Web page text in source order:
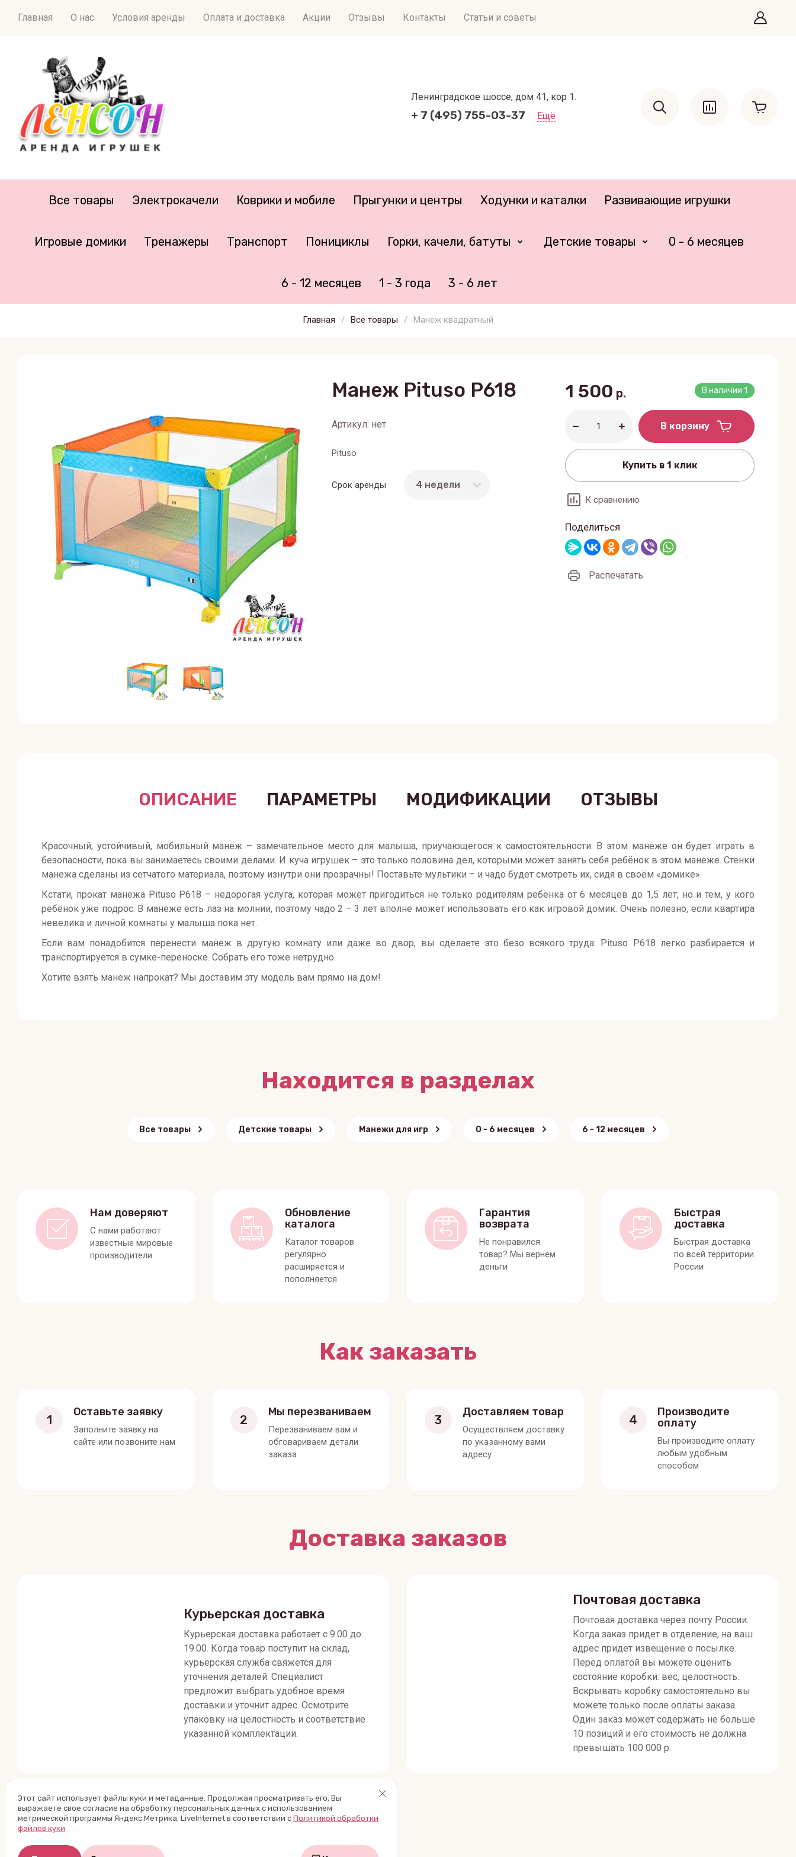
Главная О нас Условия аренды Оплата и доставка Акции Отзывы Контакты Статьи и советы
Ленинградское шоссе, дом 41, кор 1.
+ 7 (495) 755-03-37 Ещё
Все товары Электрокачели Коврики и мобиле Прыгунки и центры Ходунки и каталки Развивающие игрушки
Игровые домики Тренажеры Транспорт Понициклы Горки, качели, батуты Детские товары 0 - 6 месяцев
6 - 12 месяцев 1 - 3 года 3 - 6 лет
Главная / Все товары / Манеж квадратный
Манеж Pituso P618
Артикул: нет
Pituso
Срок аренды
В наличии 1
1 500 р.
В корзину
Купить в 1 клик
К сравнению
Поделиться
Распечатать
ОПИСАНИЕ ПАРАМЕТРЫ МОДИФИКАЦИИ ОТЗЫВЫ
Красочный, устойчивый, мобильный манеж – замечательное место для малыша, приучающегося к самостоятельности. В этом манеже он будет играть в
безопасности, пока вы занимаетесь своими делами. И куча игрушек – это только половина дел, которыми может занять себя ребёнок в этом манеже. Стенки
манежа сделаны из сетчатого материала, поэтому изнутри они прозрачны! Поставьте мультики – и чадо будет смотреть их, сидя в своём «домике».
Кстати, прокат манежа Pituso P618 – недорогая услуга, которая может пригодиться не только родителям ребёнка от 6 месяцев до 1,5 лет, но и тем, у кого
ребёнок уже подрос. В манеже есть лаз на молнии, поэтому чадо 2 – 3 лет вполне может использовать его как игровой домик. Очень полезно, если квартира
невелика и личной комнаты у малыша пока нет.
Если вам понадобится перенести манеж в другую комнату или даже во двор, вы сделаете это безо всякого труда: Pituso P618 легко разбирается и
транспортируется в сумке-переноске. Собрать его тоже нетрудно.
Хотите взять манеж напрокат? Мы доставим эту модель вам прямо на дом!
Находится в разделах
Все товары Детские товары Манежи для игр 0 - 6 месяцев 6 - 12 месяцев
Нам доверяют
С нами работают
известные мировые
производители
Обновление
каталога
Каталог товаров
регулярно
расширяется и
пополняется
Гарантия
возврата
Не понравился
товар? Мы вернем
деньги
Быстрая
доставка
Быстрая доставка
по всей территории
России
Как заказать
1
Оставьте заявку
Заполните заявку на
сайте или позвоните нам
2
Мы перезваниваем
Перезваниваем вам и
обговариваем детали
заказа
3
Доставляем товар
Осуществляем доставку
по указанному вами
адресу
4
Производите
оплату
Вы производите оплату
любым удобным
способом
Доставка заказов
Курьерская доставка
Курьерская доставка работает с 9.00 до
19.00. Когда товар поступит на склад,
курьерская служба свяжется для
уточнения деталей. Специалист
предложит выбрать удобное время
доставки и уточнит адрес. Осмотрите
упаковку на целостность и соответствие
указанной комплектации.
Почтовая доставка
Почтовая доставка через почту России.
Когда заказ придет в отделение, на ваш
адрес придет извещение о посылке.
Перед оплатой вы можете оценить
состояние коробки: вес, целостность.
Вскрывать коробку самостоятельно вы
можете только после оплаты заказа.
Один заказ может содержать не больше
10 позиций и его стоимость не должна
превышать 100 000 р.
Назад
Этот сайт использует файлы куки и метаданные. Продолжая просматривать его, Вы
выражаете свое согласие на обработку персональных данных с использованием
метрической программы Яндекс.Метрика, LiveInternet в соответствии с Политикой обработки
файлов куки